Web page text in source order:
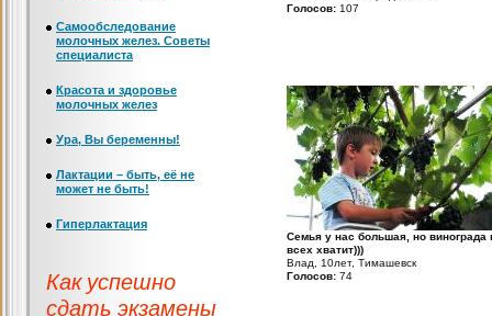
Голосов: 107
Семья у нас большая, но винограда
всех хватит)))
Влад, 10лет, Тимашевск
Голосов: 74
Самообследование
молочных желез. Советы
специалиста
Красота и здоровье
молочных желез
Ура, Вы беременны!
Лактации – быть, её не
может не быть!
Гиперлактация
Как успешно
сдать экзамены